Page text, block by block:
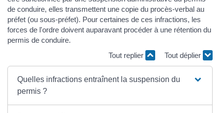
de conduire, elles transmettent une copie du procès-verbal au
préfet (ou sous-préfet). Pour certaines de ces infractions, les
forces de l'ordre doivent auparavant procéder à une rétention du
permis de conduire.
Tout replier
Tout déplier
Quelles infractions entraînent la suspension du
permis ?